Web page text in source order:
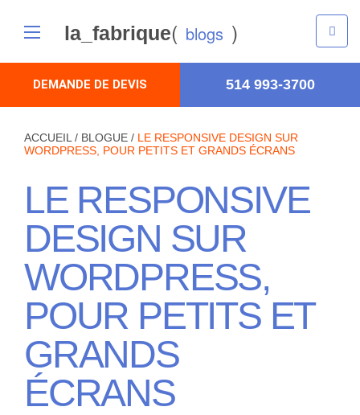
la_fabrique( blogs )
DEMANDE DE DEVIS 514 993-3700
ACCUEIL / BLOGUE / LE RESPONSIVE DESIGN SUR
WORDPRESS, POUR PETITS ET GRANDS ÉCRANS
LE RESPONSIVE
DESIGN SUR
WORDPRESS,
POUR PETITS ET
GRANDS
ÉCRANS